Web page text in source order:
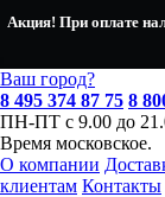
Акция! При оплате
Ваш город?
8 495 374 87 75 8
ПН-ПТ с 9.00 до
Время московское.
О компании
клиентам Контакты